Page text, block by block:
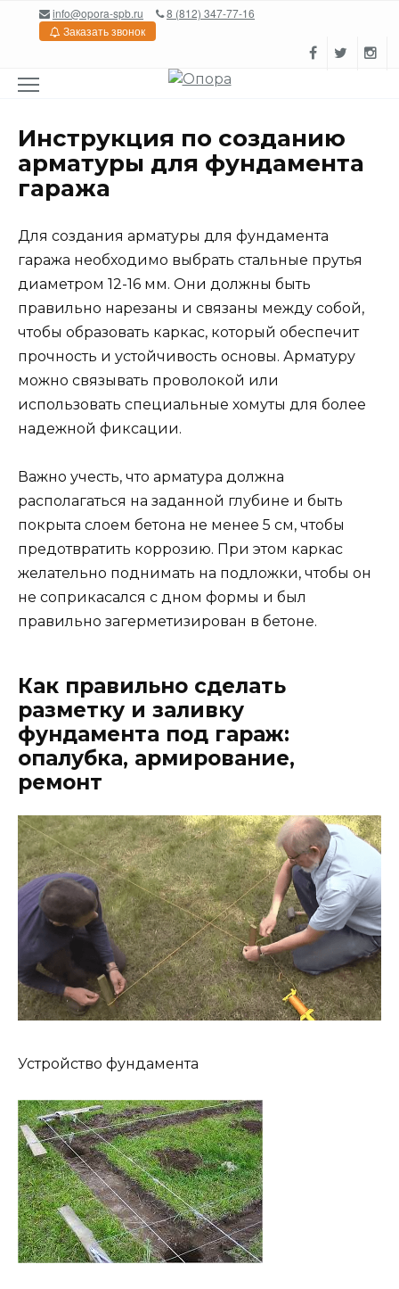
Перейтиinfo@opora-spb.ru
8 (812) 347-77-16
Заказать звонок
Инструкция по созданию
арматуры для фундамента
гаража
Для создания арматуры для фундамента
гаража необходимо выбрать стальные прутья
диаметром 12-16 мм. Они должны быть
правильно нарезаны и связаны между собой,
чтобы образовать каркас, который обеспечит
прочность и устойчивость основы. Арматуру
можно связывать проволокой или
использовать специальные хомуты для более
надежной фиксации.
Важно учесть, что арматура должна
располагаться на заданной глубине и быть
покрыта слоем бетона не менее 5 см, чтобы
предотвратить коррозию. При этом каркас
желательно поднимать на подложки, чтобы он
не соприкасался с дном формы и был
правильно загерметизирован в бетоне.
Как правильно сделать
разметку и заливку
фундамента под гараж:
опалубка, армирование,
ремонт
Устройство фундамента